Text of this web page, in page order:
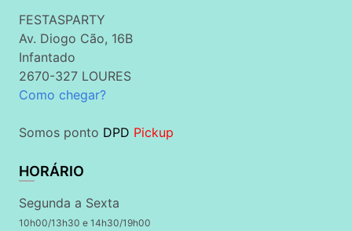
FESTASPARTY
Av. Diogo Cão, 16B
Infantado
2670-327 LOURES
Como chegar?
Somos ponto DPD Pickup
HORÁRIO
Segunda a Sexta
10h00/13h30 e 14h30/19h00